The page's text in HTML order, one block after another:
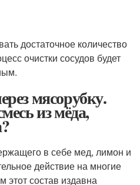
достаточное количество
очистки сосудов будет
мясорубку.
из мёда,
в себе мед, лимон и
действие на многие
состав издавна